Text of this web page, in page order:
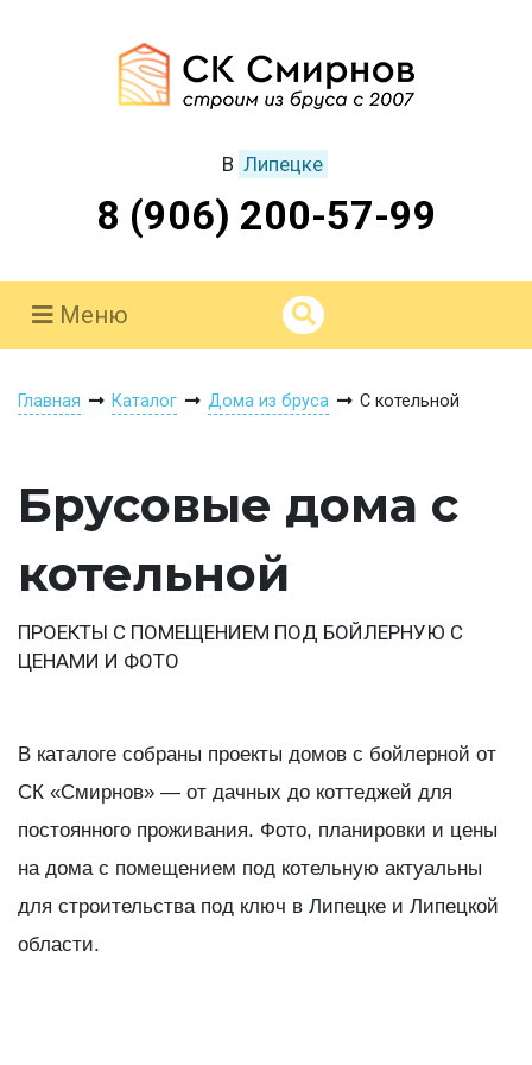
В Липецке
8 (906) 200-57-99
Меню
Главная Каталог Дома из бруса С котельной
Брусовые дома с
котельной
ПРОЕКТЫ С ПОМЕЩЕНИЕМ ПОД БОЙЛЕРНУЮ С
ЦЕНАМИ И ФОТО
В каталоге собраны проекты домов с бойлерной от
СК «Смирнов» — от дачных до коттеджей для
постоянного проживания. Фото, планировки и цены
на дома с помещением под котельную актуальны
для строительства под ключ в Липецке и Липецкой
области.